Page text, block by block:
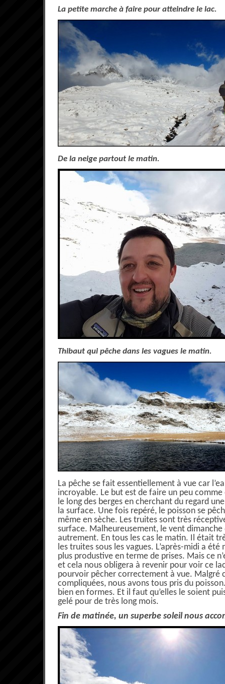
La petite marche à faire pour atteindre le lac.
De la neige partout le matin.
Thibaut qui pêche dans les vagues le matin.
La pêche se fait essentiellement à vue car
incroyable. Le but est de faire un peu
le long des berges en cherchant du regard
la surface. Une fois repéré, le poisson se
même en sèche. Les truites sont très
surface. Malheureusement, le vent dimanche
autrement. En tous les cas le matin. Il était
les truites sous les vagues. L’après-midi a
plus produstive en terme de prises. Mais ce
et cela nous obligera à revenir pour voir ce
pourvoir pêcher correctement à vue. Malgré
compliquées, nous avons tous pris du
bien en formes. Et il faut qu’elles le soient
gelé pour de très long mois.
Fin de matinée, un superbe soleil nous